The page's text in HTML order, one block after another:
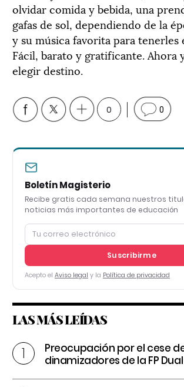
olvidar comida y bebida, una
gafas de sol, dependiendo de la
y su música favorita para
Fácil, barato y gratificante. Ahora
elegir destino.
0 0
Boletín Magisterio
Recibe gratis cada semana nuestros
noticias más importantes de educación
Suscribirme
Acepto el Aviso legal y la Política de privacidad
LAS MÁS LEÍDAS
Preocupación por el cese
dinamizadores de la FP